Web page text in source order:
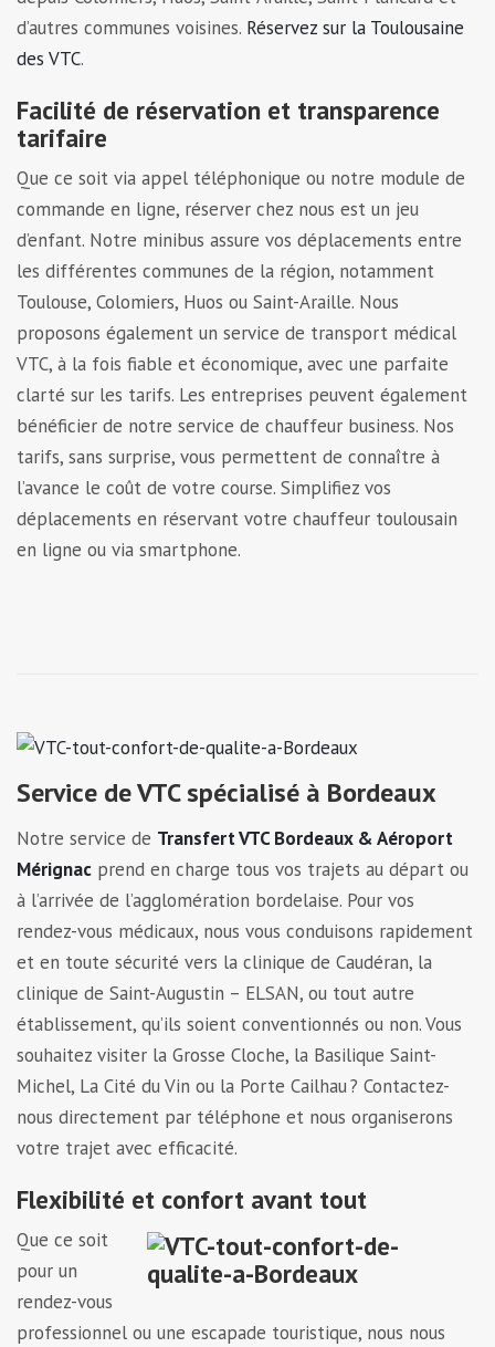
d’autres communes voisines. Réservez sur la Toulousaine
des VTC.
Facilité de réservation et transparence
tarifaire
Que ce soit via appel téléphonique ou notre module de
commande en ligne, réserver chez nous est un jeu
d’enfant. Notre minibus assure vos déplacements entre
les différentes communes de la région, notamment
Toulouse, Colomiers, Huos ou Saint-Araille. Nous
proposons également un service de transport médical
VTC, à la fois fiable et économique, avec une parfaite
clarté sur les tarifs. Les entreprises peuvent également
bénéficier de notre service de chauffeur business. Nos
tarifs, sans surprise, vous permettent de connaître à
l’avance le coût de votre course. Simplifiez vos
déplacements en réservant votre chauffeur toulousain
en ligne ou via smartphone.
Service de VTC spécialisé à Bordeaux
Notre service de Transfert VTC Bordeaux & Aéroport
Mérignac prend en charge tous vos trajets au départ ou
à l’arrivée de l’agglomération bordelaise. Pour vos
rendez-vous médicaux, nous vous conduisons rapidement
et en toute sécurité vers la clinique de Caudéran, la
clinique de Saint-Augustin – ELSAN, ou tout autre
établissement, qu’ils soient conventionnés ou non. Vous
souhaitez visiter la Grosse Cloche, la Basilique Saint-
Michel, La Cité du Vin ou la Porte Cailhau ? Contactez-
nous directement par téléphone et nous organiserons
votre trajet avec efficacité.
Flexibilité et confort avant tout
Que ce soit
pour un
rendez-vous
professionnel ou une escapade touristique, nous nous